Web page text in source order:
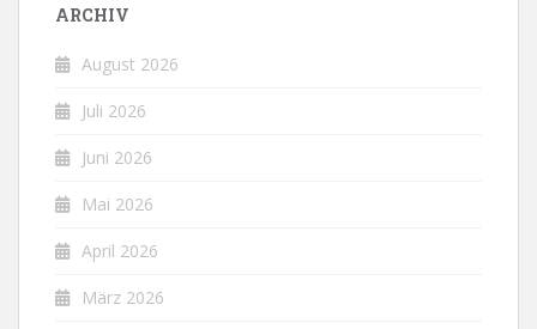
ARCHIV
August 2026
Juli 2026
Juni 2026
Mai 2026
April 2026
März 2026